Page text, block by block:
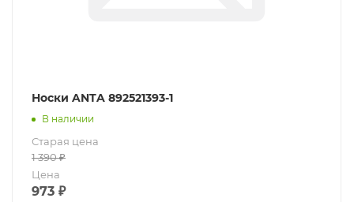
Носки ANTA 892521393-1
В наличии
Старая цена
1 390₽
Цена
973 ₽